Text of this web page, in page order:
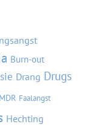
Burn-out
Drang Drugs
Faalangst
Hechting